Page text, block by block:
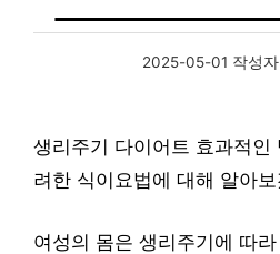
2025-05-01 작성
생리주기 다이어트 효과적인
려한 식이요법에 대해 알아
여성의 몸은 생리주기에 따